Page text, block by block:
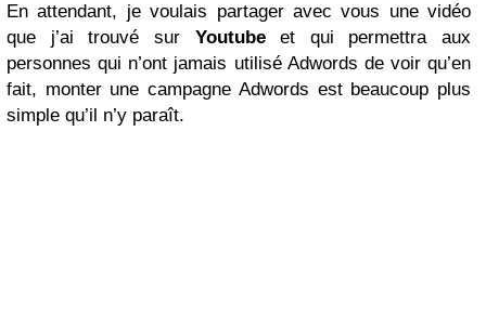
En attendant, je voulais partager avec vous une vidéo
que j’ai trouvé sur Youtubeet qui permettra aux
personnes qui n’ont jamais utilisé Adwords de voir qu’en
fait, monter une campagne Adwords est beaucoup plus
simple qu’il n’y paraît.